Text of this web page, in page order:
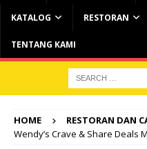
KATALOG RESTORAN
TENTANG KAMI
HOME RESTORAN DAN
Wendy’s Crave & Share Deals